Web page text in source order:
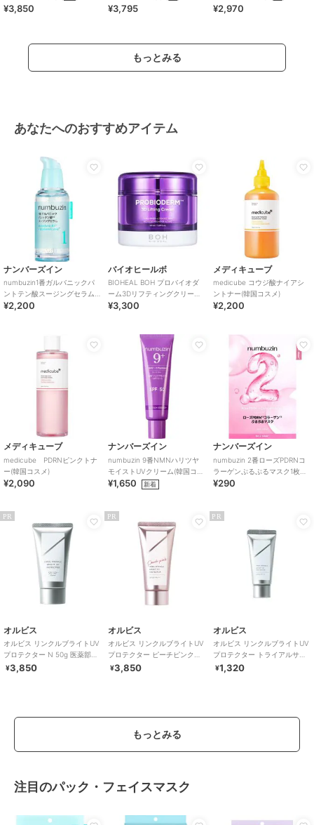
¥3,850 ¥3,795 ¥2,970
もっとみる
あなたへのおすすめアイテム
ナンバーズイン
numbuzin1番ガルバニックパ
ントテン酸スージングセラム
（韓国コスメ）
¥2,200
バイオヒールボ
BIOHEAL BOH プロバイオダ
ーム3Dリフティングクリーム
(韓国コスメ)
¥3,300
メディキューブ
medicube コウジ酸ナイアシ
ントナー(韓国コスメ)
¥2,200
メディキューブ
medicube PDRNピンクトナ
ー(韓国コスメ)
¥2,090
ナンバーズイン
numbuzin 9番NMNハリツヤ
モイストUVクリーム(韓国コス
メ)
¥1,650 新着
ナンバーズイン
numbuzin 2番ローズPDRNコ
ラーゲンぷるぷるマスク1枚入
り(韓国コスメ)
¥290
PR
オルビス
オルビス リンクルブライトUV
プロテクター N 50g 医薬部外
品（顔用日焼け止め）
¥3,850
PR
オルビス
オルビス リンクルブライトUV
プロテクター ピーチピンク
50g 医薬部外品 （顔用日焼け
¥3,850
PR
オルビス
オルビス リンクルブライトUV
プロテクター トライアルサイ
ズ 15g 医薬部外品 （顔用日焼
¥1,320
もっとみる
注目のパック・フェイスマスク